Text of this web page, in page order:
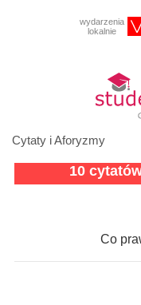
wydarzenia
lokalnie
Cytaty i Aforyzmy
10
Co